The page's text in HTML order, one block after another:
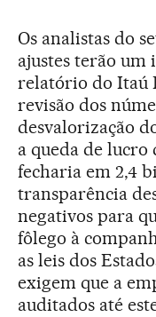
Os analistas do
ajustes terão
relatório do Itaú
revisão dos
desvalorização
a queda de lucro
fecharia em 2,4
transparência
negativos para
fôlego à
as leis dos
exigem que a
auditados até